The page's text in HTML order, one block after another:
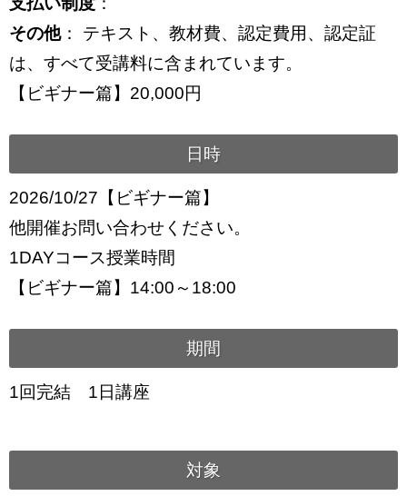
その他： テキスト、教材費、認定費用、認定証
は、すべて受講料に含まれています。
【ビギナー篇】20,000円
日時
2026/10/27【ビギナー篇】
他開催お問い合わせください。
1DAYコース授業時間
【ビギナー篇】14:00～18:00
期間
1回完結 1日講座
対象